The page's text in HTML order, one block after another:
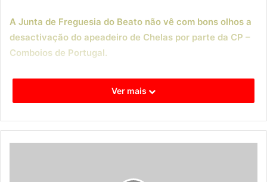
A Junta de Freguesia do Beato não vê com bons olhos a
desactivação do apeadeiro de Chelas por parte da CP –
Comboios de Portugal.
A autarquia enviou um ofício ao presidente do conselho de
administração da CP, manifestando a sua indignação pelo
a empresa não ter honrado o seu compromisso de reunir
com a Junta de Freguesia do Beato no caso de haver
(a única que ainda passava pelo apeadeiro de Chelas).
Ver mais